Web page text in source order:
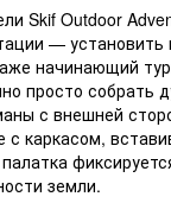
Skif Outdoor
—
начинающий
просто собрать
с внешней
с каркасом,
земли.